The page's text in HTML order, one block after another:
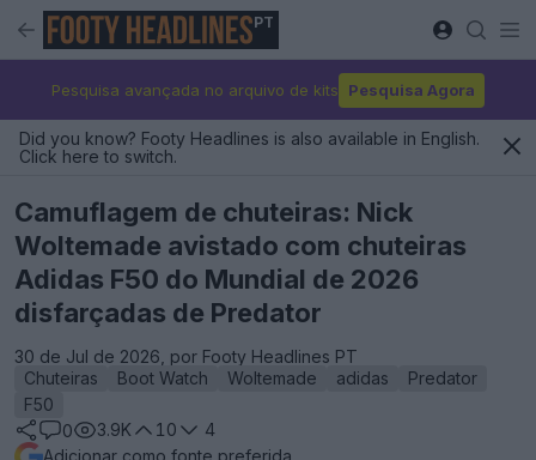
PT
Pesquisa avançada no arquivo de kits Pesquisa Agora
Did you know? Footy Headlines is also available in English.
Click here to switch.
Camuflagem de chuteiras: Nick
Woltemade avistado com chuteiras
Adidas F50 do Mundial de 2026
disfarçadas de Predator
30 de Jul de 2026, por Footy Headlines PT
Chuteiras
Boot Watch Woltemade adidas
Predator
F50
0
3.9K 10
4
Adicionar como fonte preferida